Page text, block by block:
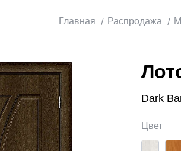
Главная Распродажа
Dark
Цвет